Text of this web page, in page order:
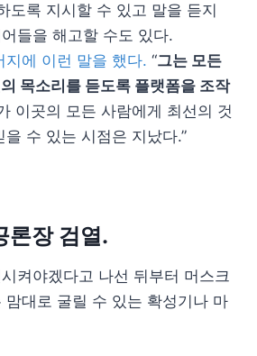
도록 지시할 수 있고 말을 듣지
들을 해고할 수도 있다.
지에 이런 말을 했다. “그는 모든
목소리를 듣도록 플랫폼을 조작
이곳의 모든 사람에게 최선의 것
을 수 있는 시점은 지났다.”
론장 검열.
켜야겠다고 나선 뒤부터 머스크
맘대로 굴릴 수 있는 확성기나 마